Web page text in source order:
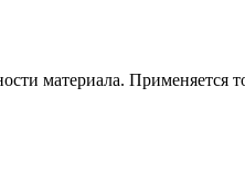
материала. Применяется